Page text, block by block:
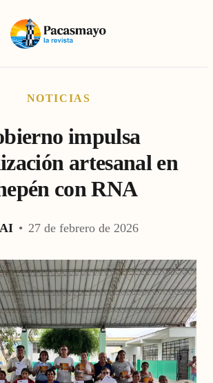
NOTICIAS
impulsa
artesanal en
con RNA
AI • 27 de febrero de 2026